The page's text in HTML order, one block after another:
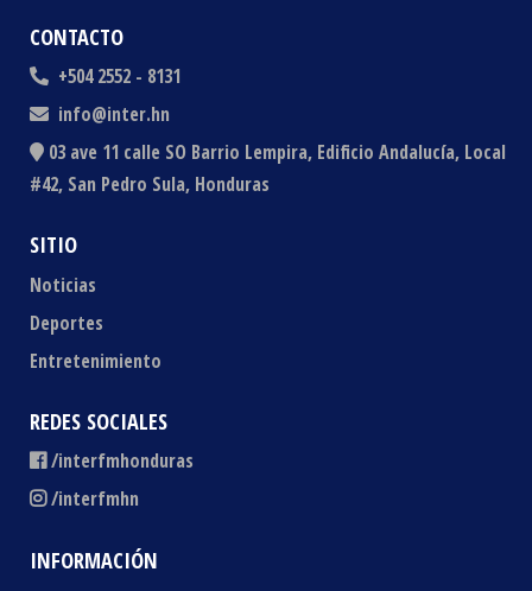
CONTACTO
+504 2552 - 8131
info@inter.hn
03 ave 11 calle SO Barrio Lempira, Edificio Andalucía, Local
#42, San Pedro Sula, Honduras
SITIO
Noticias
Deportes
Entretenimiento
REDES SOCIALES
/interfmhonduras
/interfmhn
INFORMACIÓN